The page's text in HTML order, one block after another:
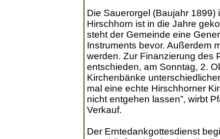
Die Sauerorgel (Baujahr
Hirschhorn ist in die Jahre
steht der Gemeinde eine
Instruments bevor. Außerdem
werden. Zur Finanzierung des
entschieden, am Sonntag, 2.
Kirchenbänke
mal eine echte Hirschhorner
nicht entgehen lassen”, wirbt
Verkauf.
Der Erntedankgottesdienst